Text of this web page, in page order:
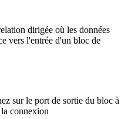
dirigée où les données
vers l'entrée d'un bloc de
sur le port de sortie du bloc à
connexion